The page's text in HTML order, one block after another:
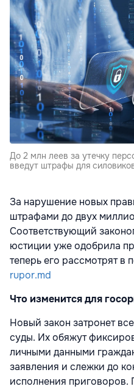
До 2 млн леев за утечку
введут штрафы для
За нарушение новых
штрафами до двух
Соответствующий
юстиции уже одобрила
теперь его рассмотрят в
rupor.md
Что изменится для
Новый закон затронет
суды. Их обяжут
личными данными
заявления и слежки до
исполнения приговоров.